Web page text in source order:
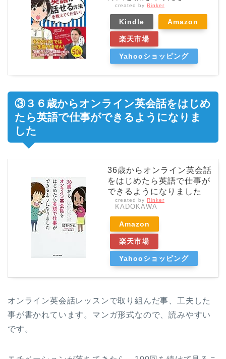
created by Rinker
Kindle Amazon
楽天市場
Yahooショッピング
③３６歳からオンライン英会話をはじめ
たら英語で仕事ができるようになりま
した
36歳からオンライン英会話
をはじめたら英語で仕事が
できるようになりました
created by Rinker
KADOKAWA
Amazon
楽天市場
Yahooショッピング
オンライン英会話レッスンで取り組んだ事、工夫した
事が書かれています。マンガ形式なので、読みやすい
です。